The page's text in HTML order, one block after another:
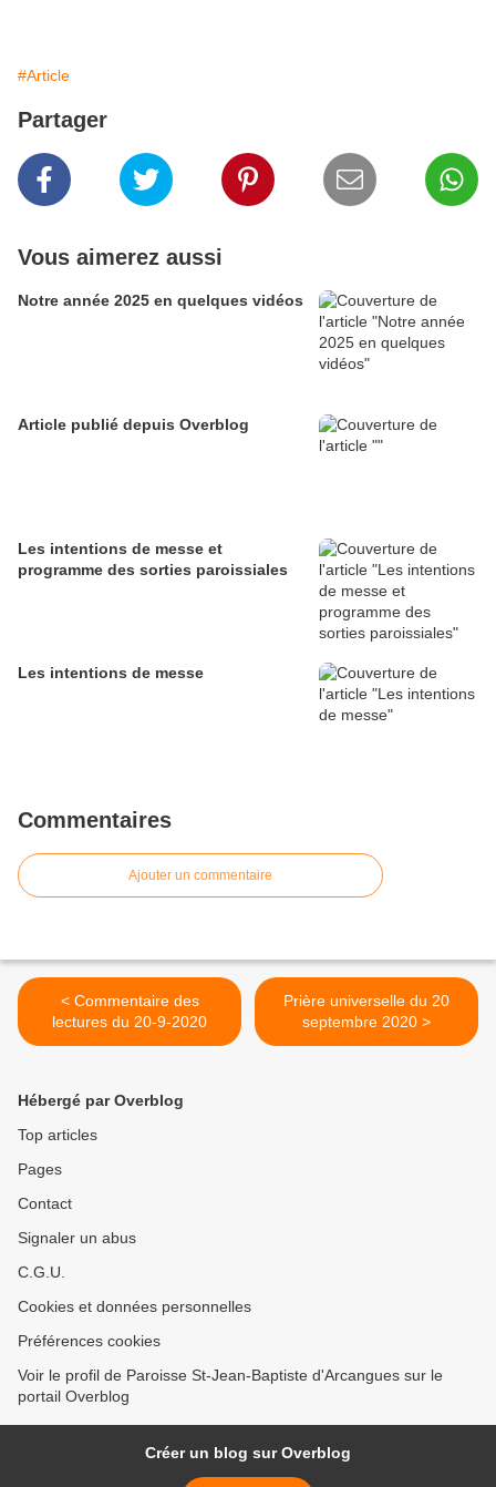
#Article
Partager
Vous aimerez aussi
Notre année 2025 en quelques vidéos
Article publié depuis Overblog
Les intentions de messe et
programme des sorties paroissiales
Les intentions de messe
Commentaires
Ajouter un commentaire
< Commentaire des
lectures du 20-9-2020
Prière universelle du 20
septembre 2020 >
Hébergé par Overblog
Top articles
Pages
Contact
Signaler un abus
C.G.U.
Cookies et données personnelles
Préférences cookies
Voir le profil de Paroisse St-Jean-Baptiste d'Arcangues sur le
portail Overblog
Créer un blog sur Overblog